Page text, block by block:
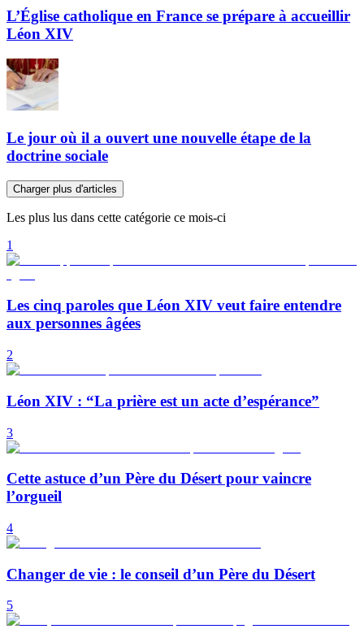
L’Église catholique en France se prépare à accueillir
Léon XIV
Le jour où il a ouvert une nouvelle étape de la
doctrine sociale
Charger plus d'articles
Les plus lus dans cette catégorie ce mois-ci
1
Les cinq paroles que Léon XIV veut faire entendre
aux personnes âgées
2
Léon XIV : “La prière est un acte d’espérance”
3
Cette astuce d’un Père du Désert pour vaincre
l’orgueil
4
Changer de vie : le conseil d’un Père du Désert
5